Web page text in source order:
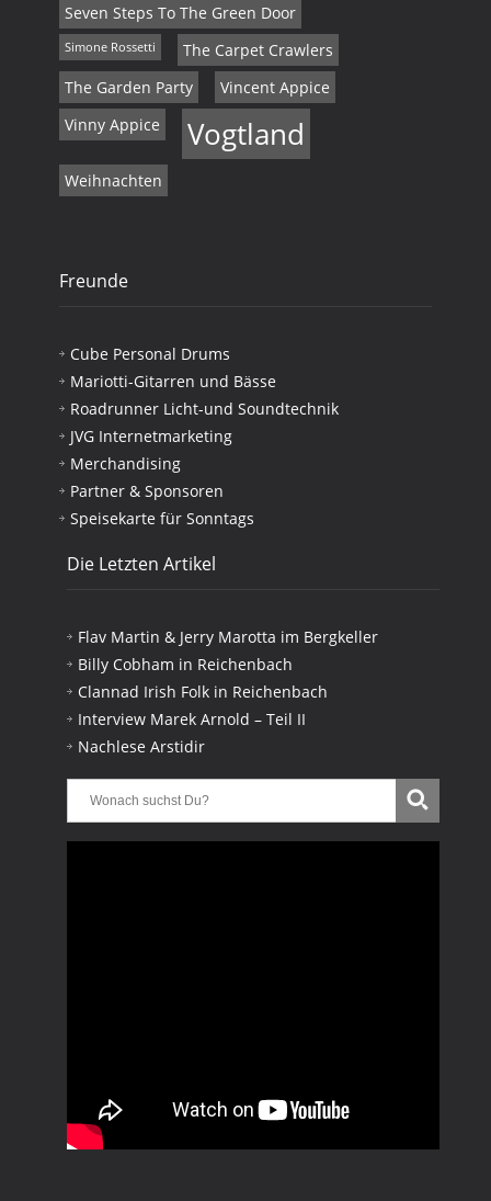
Seven Steps To The Green Door
Simone Rossetti
The Carpet Crawlers
The Garden Party
Vincent Appice
Vinny Appice
Vogtland
Weihnachten
Freunde
Cube Personal Drums
Mariotti-Gitarren und Bässe
Roadrunner Licht-und Soundtechnik
JVG Internetmarketing
Merchandising
Partner & Sponsoren
Speisekarte für Sonntags
Die Letzten Artikel
Flav Martin & Jerry Marotta im Bergkeller
Billy Cobham in Reichenbach
Clannad Irish Folk in Reichenbach
Interview Marek Arnold – Teil II
Nachlese Arstidir